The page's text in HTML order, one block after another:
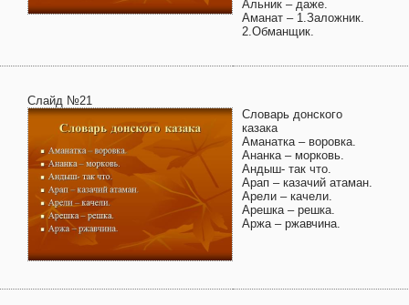
Альник – даже.
Аманат – 1.Заложник.
2.Обманщик.
Слайд №21
Словарь донского
казака
Аманатка – воровка.
Ананка – морковь.
Андыш- так что.
Арап – казачий атаман.
Арели – качели.
Арешка – решка.
Аржа – ржавчина.